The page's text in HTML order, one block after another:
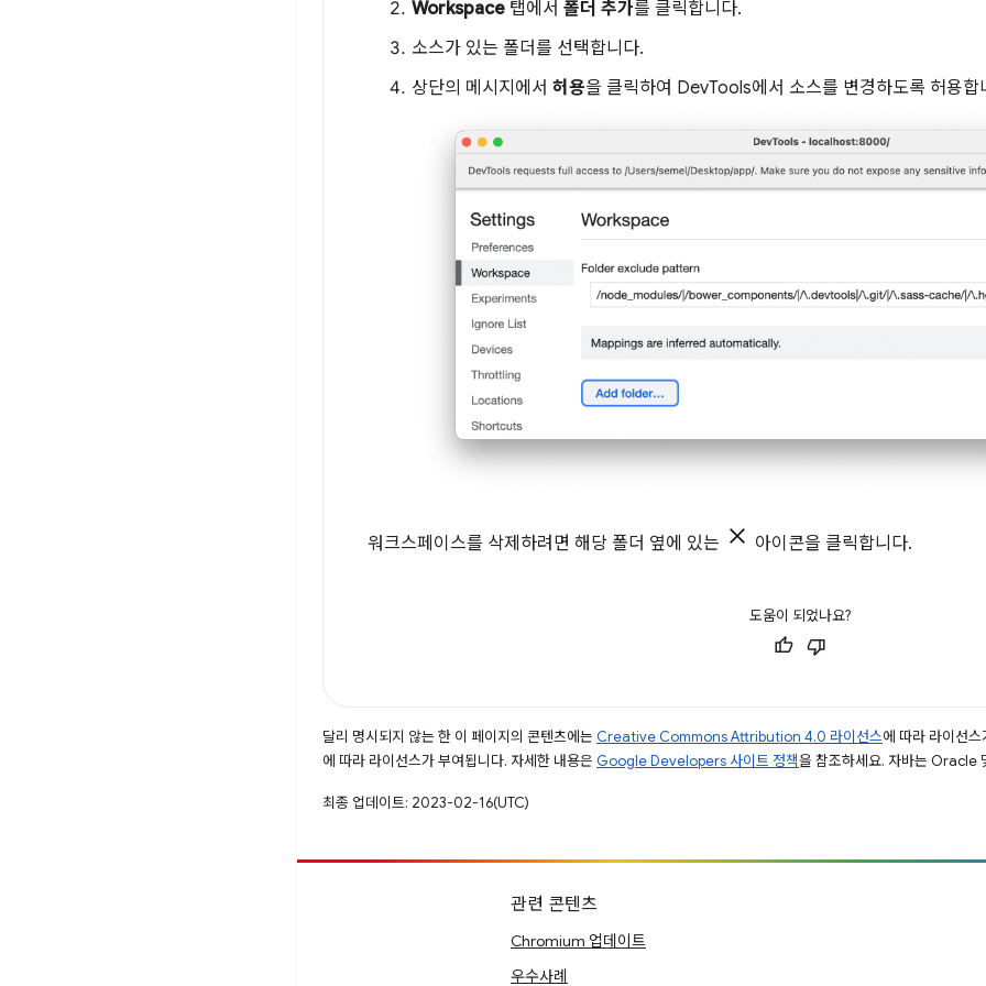
Workspace 탭에서 폴더 추가를 클릭합니다.
소스가 있는 폴더를 선택합니다.
상단의 메시지에서 허용을 클릭하여 DevTools에서 소스를 변경하도록 허용합
워크스페이스를 삭제하려면 해당 폴더 옆에 있는 아이콘을 클릭합니다.
도움이 되었나요?
달리 명시되지 않는 한 이 페이지의 콘텐츠에는 Creative Commons Attribution 4.0 라이선스에 따라 라이선
에 따라 라이선스가 부여됩니다. 자세한 내용은 Google Developers 사이트 정책을 참조하세요. 자바는 Oracle
최종 업데이트: 2023-02-16(UTC)
관련 콘텐츠
Chromium 업데이트
우수사례